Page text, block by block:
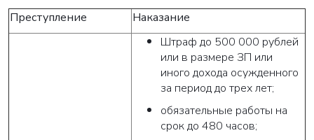
Преступление
Наказание
Штраф до 500 000 рублей
или в размере ЗП или
иного дохода осужденного
за период до трех лет;
обязательные работы на
срок до 480 часов;